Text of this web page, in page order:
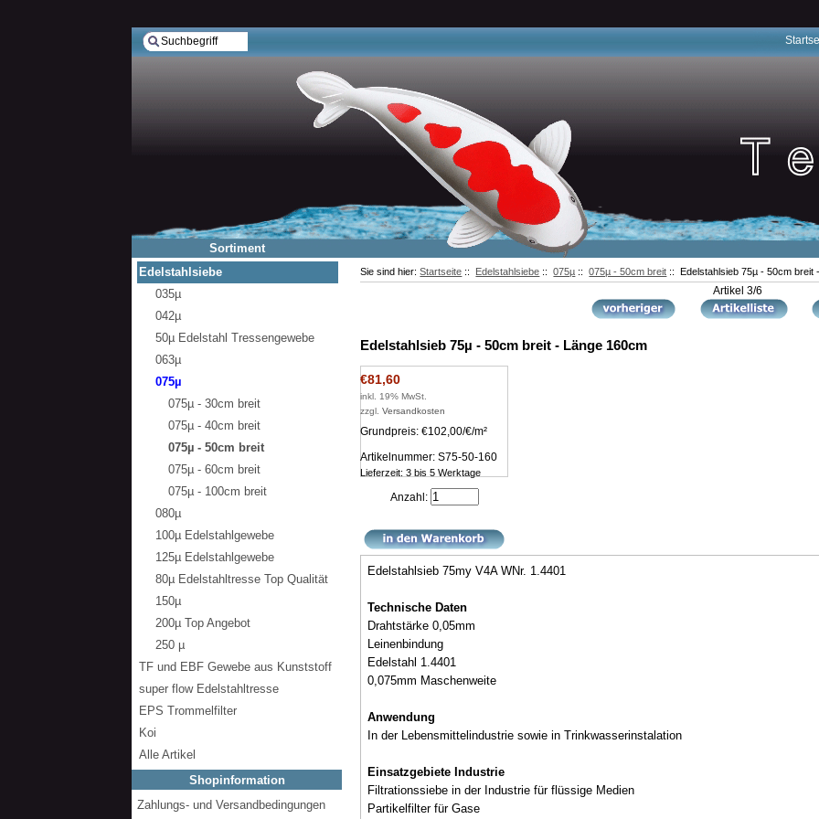
Sie sind hier:Startseite :: Edelstahlsiebe ::075µ ::075µ - 50cm breit :: Edelstahlsieb 75µ - 50cm breit
Artikel 3/6
Edelstahlsieb 75µ - 50cm breit - Länge 160cm
€81,60
inkl. 19% MwSt.
zzgl.Versandkosten
Grundpreis: €102,00/€/m²
Artikelnummer: S75-50-160
Lieferzeit: 3 bis 5 Werktage
Anzahl:
Edelstahlsieb 75my V4A WNr. 1.4401
Technische Daten
Drahtstärke 0,05mm
Leinenbindung
Edelstahl 1.4401
0,075mm Maschenweite
Anwendung
In der Lebensmittelindustrie sowie in Trinkwasserinstalation
Einsatzgebiete Industrie
Filtrationssiebe in der Industrie für flüssige Medien
Partikelfilter für Gase
Sortiment
Edelstahlsiebe
035µ
042µ
50µ Edelstahl Tressengewebe
063µ
075µ
075µ - 30cm breit
075µ - 40cm breit
075µ - 50cm breit
075µ - 60cm breit
075µ - 100cm breit
080µ
100µ Edelstahlgewebe
125µ Edelstahlgewebe
80µ Edelstahltresse Top Qualität
150µ
200µ Top Angebot
250 µ
TF und EBF Gewebe aus Kunststoff
super flow Edelstahltresse
EPS Trommelfilter
Koi
Alle Artikel
Shopinformation
Zahlungs- und Versandbedingungen